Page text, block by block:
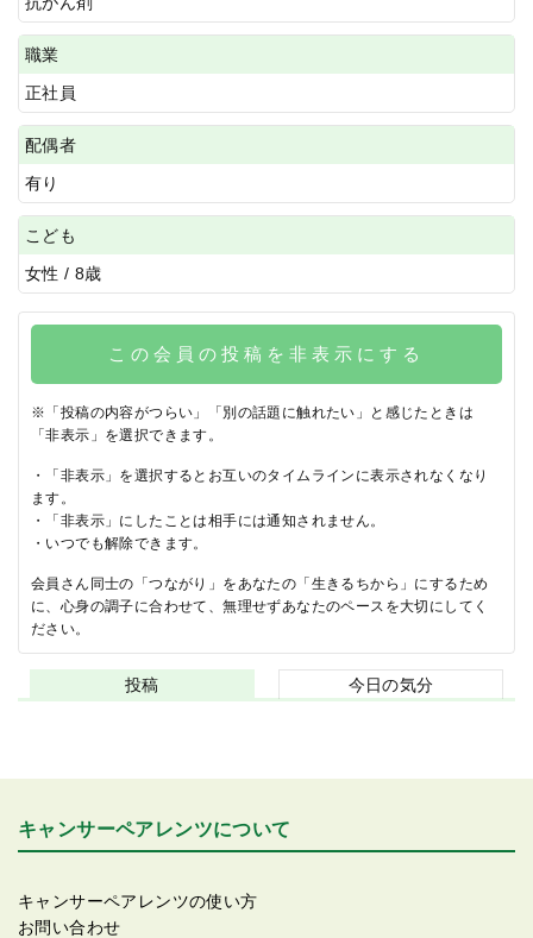
職業
正社員
配偶者
有り
こども
女性 / 8歳
この会員の投稿を非表示にする
※「投稿の内容がつらい」「別の話題に触れたい」と感じたときは
「非表示」を選択できます。
・「非表示」を選択するとお互いのタイムラインに表示されなくなり
ます。
・「非表示」にしたことは相手には通知されません。
・いつでも解除できます。
会員さん同士の「つながり」をあなたの「生きるちから」にするため
に、心身の調子に合わせて、無理せずあなたのペースを大切にしてく
ださい。
投稿 今日の気分
キャンサーペアレンツについて
キャンサーペアレンツの使い方
お問い合わせ